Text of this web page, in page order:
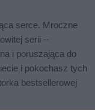
serce. Mroczne
serii --
i poruszająca do
i pokochasz tych
bestsellerowej